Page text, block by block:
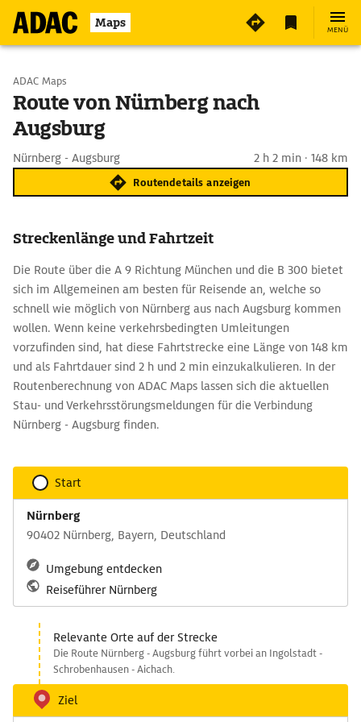
Maps MENÜ
Start wählen
Ziel eingeben
ADAC Maps
Route von Nürnberg nach
Augsburg
Nürnberg - Augsburg 2 h 2 min · 148 km
Routendetails anzeigen
Streckenlänge und Fahrtzeit
Die Route über die A 9 Richtung München und die B 300 bietet
sich im Allgemeinen am besten für Reisende an, welche so
schnell wie möglich von Nürnberg aus nach Augsburg kommen
wollen. Wenn keine verkehrsbedingten Umleitungen
vorzufinden sind, hat diese Fahrtstrecke eine Länge von 148 km
und als Fahrtdauer sind 2 h und 2 min einzukalkulieren. In der
Routenberechnung von ADAC Maps lassen sich die aktuellen
Stau- und Verkehrsstörungsmeldungen für die Verbindung
Nürnberg - Augsburg finden.
Start
Nürnberg
90402 Nürnberg, Bayern, Deutschland
Umgebung entdecken
Reiseführer Nürnberg
Relevante Orte auf der Strecke
Die Route Nürnberg - Augsburg führt vorbei an Ingolstadt -
Schrobenhausen - Aichach.
Ziel